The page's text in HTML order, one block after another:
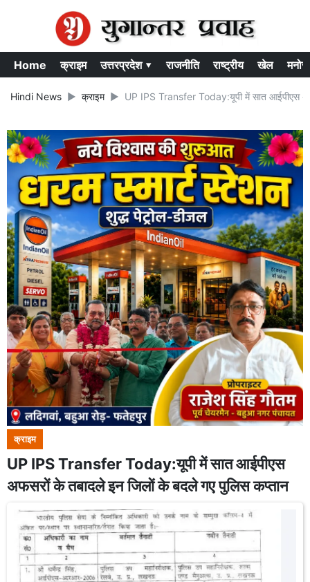
Home क्राइम उत्तरप्रदेश ▾ राजनीति राष्ट्रीय खेल
Hindi News क्राइम UP IPS Transfer Today:यूपी में सात आईपीएस
क्राइम
UP IPS Transfer Today:यूपी में सात आईपीएस
अफसरों के तबादले इन जिलों के बदले गए पुलिस कप्तान